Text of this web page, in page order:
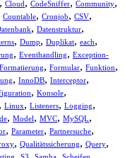
, Cloud , CodeSniffer, Community,
Countable, Cronjob, CSV,
, Datenstruktur,
, Dump, Duplikat, each,
, Eventhandling, Exception-
Formatierung, Formular, Funktion,
, InnoDB, Interceptor,
, Konsole,
, Linux, Listeners, Logging,
, Model , MVC, MySQL,
, Parameter, Partnersuche,
, Qualitätssicherung, Query,
, , , ,